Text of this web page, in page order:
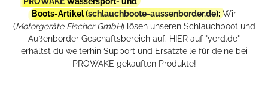
Boots-Artikel (schlauchboote-aussenborder.de): Wir
(Motorgeräte Fischer GmbH) lösen unseren Schlauchboot und
Außenborder Geschäftsbereich auf. HIER auf "yerd.de"
erhältst du weiterhin Support und Ersatzteile für deine bei
PROWAKE gekauften Produkte!